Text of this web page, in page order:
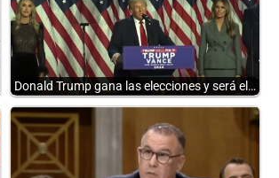
Donald Trump gana las elecciones y será el…